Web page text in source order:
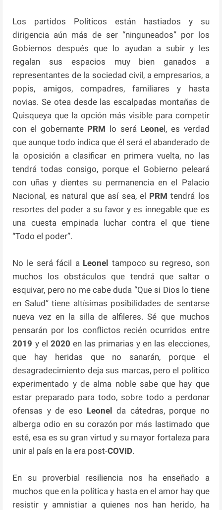
Los partidos Políticos están hastiados y su
dirigencia aún más de ser “ninguneados” por los
Gobiernos después que lo ayudan a subir y les
regalan sus espacios muy bien ganados a
representantes de la sociedad civil, a empresarios, a
popis, amigos, compadres, familiares y hasta
novias. Se otea desde las escalpadas montañas de
Quisqueya que la opción más visible para competir
con el gobernantePRM lo será Leonel, es verdad
que aunque todo indica que él será el abanderado de
la oposición a clasificar en primera vuelta, no las
tendrá todas consigo, porque el Gobierno peleará
con uñas y dientes su permanencia en el Palacio
Nacional, es natural que así sea, el PRM tendrá los
resortes del poder a su favor y es innegable que es
una cuesta empinada luchar contra el que tiene
“Todo el poder”.
No le será fácil a Leonel tampoco su regreso, son
muchos los obstáculos que tendrá que saltar o
esquivar, pero no me cabe duda “Que si Dios lo tiene
en Salud” tiene altísimas posibilidades de sentarse
nueva vez en la silla de alfileres. Sé que muchos
pensarán por los conflictos recién ocurridos entre
2019 y el2020 en las primarias y en las elecciones,
que hay heridas que no sanarán, porque el
desagradecimiento deja sus marcas, pero el político
experimentado y de alma noble sabe que hay que
estar preparado para todo, sobre todo a perdonar
ofensas y de eso Leonelda cátedras, porque no
alberga odio en su corazón por más lastimado que
esté, esa es su gran virtud y su mayor fortaleza para
unir al país en la era post-COVID.
En su proverbial resiliencia nos ha enseñado a
muchos que en la política y hasta en el amor hay que
resistir y amnistiar a quienes nos han herido, ha